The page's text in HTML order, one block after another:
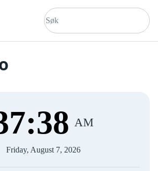
:38 AM
Friday, August 7, 2026